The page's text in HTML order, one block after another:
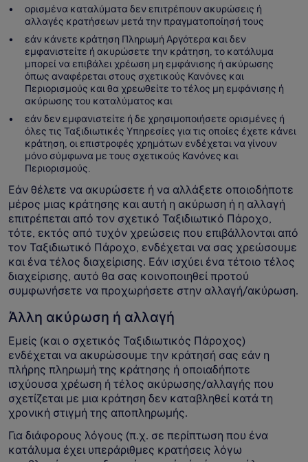
ορισμένα καταλύματα δεν επιτρέπουν ακυρώσεις ή
αλλαγές κρατήσεων μετά την πραγματοποίησή τους
εάν κάνετε κράτηση Πληρωμή Αργότερα και δεν
εμφανιστείτε ή ακυρώσετε την κράτηση, το κατάλυμα
μπορεί να επιβάλει χρέωση μη εμφάνισης ή ακύρωσης
όπως αναφέρεται στους σχετικούς Κανόνες και
Περιορισμούς και θα χρεωθείτε το τέλος μη εμφάνισης ή
ακύρωσης του καταλύματος και
εάν δεν εμφανιστείτε ή δε χρησιμοποιήσετε ορισμένες ή
όλες τις Ταξιδιωτικές Υπηρεσίες για τις οποίες έχετε κάνει
κράτηση, οι επιστροφές χρημάτων ενδέχεται να γίνουν
μόνο σύμφωνα με τους σχετικούς Κανόνες και
Περιορισμούς.
Εάν θέλετε να ακυρώσετε ή να αλλάξετε οποιοδήποτε
μέρος μιας κράτησης και αυτή η ακύρωση ή η αλλαγή
επιτρέπεται από τον σχετικό Ταξιδιωτικό Πάροχο,
τότε, εκτός από τυχόν χρεώσεις που επιβάλλονται από
τον Ταξιδιωτικό Πάροχο, ενδέχεται να σας χρεώσουμε
και ένα τέλος διαχείρισης. Εάν ισχύει ένα τέτοιο τέλος
διαχείρισης, αυτό θα σας κοινοποιηθεί προτού
συμφωνήσετε να προχωρήσετε στην αλλαγή/ακύρωση.
Άλλη ακύρωση ή αλλαγή
Εμείς (και ο σχετικός Ταξιδιωτικός Πάροχος)
ενδέχεται να ακυρώσουμε την κράτησή σας εάν η
πλήρης πληρωμή της κράτησης ή οποιαδήποτε
ισχύουσα χρέωση ή τέλος ακύρωσης/αλλαγής που
σχετίζεται με μια κράτηση δεν καταβληθεί κατά τη
χρονική στιγμή της αποπληρωμής.
Για διάφορους λόγους (π.χ. σε περίπτωση που ένα
κατάλυμα έχει υπεράριθμες κρατήσεις λόγω